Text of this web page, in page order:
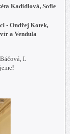
Kadidlová, Sofie
- Ondřej Kotek,
a Vendula
I.